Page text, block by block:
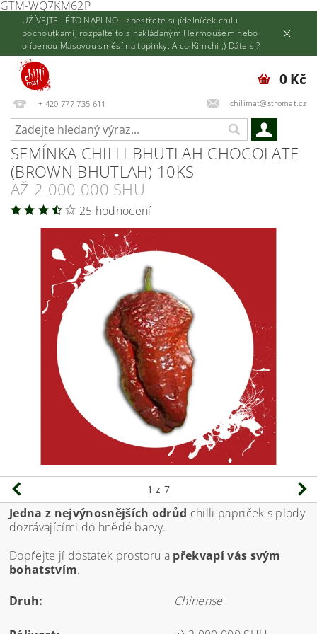
GTM-WQ7KM62P
UŽÍVEJTE LÉTO NAPLNO - zpestřete si jídelníček chilli
pochoutkami, rozpalte to s nakládaným Hermoušem nebo
olíbenou Masovou směsí na topinky. A co Kimchi ;) Dáte si?
+ 420 777 735 611 chillimat@stromat.cz
0 Kč
SEMÍNKA CHILLI BHUTLAH CHOCOLATE
(BROWN BHUTLAH) 10KS
AŽ 2 000 000 SHU
25 hodnocení
1 z 7
Jedna z nejvýnosnějších odrůd chilli papriček s plody
dozrávajícími do hnědé barvy.
Dopřejte jí dostatek prostoru a překvapí vás svým
bohatstvím.
Druh:
Chinense